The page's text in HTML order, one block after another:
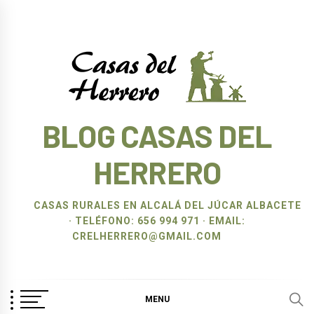
BLOG CASAS DEL
HERRERO
CASAS RURALES EN ALCALÁ DEL JÚCAR ALBACETE
· TELÉFONO: 656 994 971 · EMAIL:
CRELHERRERO@GMAIL.COM
MENU